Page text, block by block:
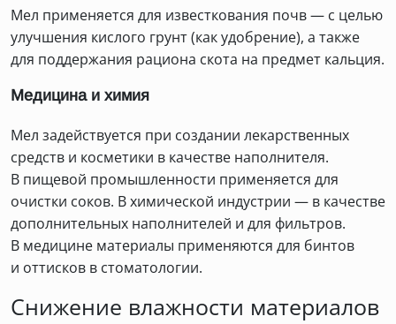
Мел применяется для известкования почв — с целью
улучшения кислого грунт (как удобрение), а также
для поддержания рациона скота на предмет кальция.
Медицина и химия
Мел задействуется при создании лекарственных
средств и косметики в качестве наполнителя.
В пищевой промышленности применяется для
очистки соков. В химической индустрии — в качестве
дополнительных наполнителей и для фильтров.
В медицине материалы применяются для бинтов
и оттисков в стоматологии.
Снижение влажности материалов